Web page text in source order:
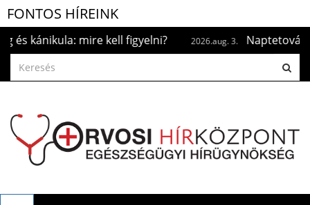
FONTOS HÍREINK
mire kell figyelni? 2026.aug. 3. Naptetoválás?